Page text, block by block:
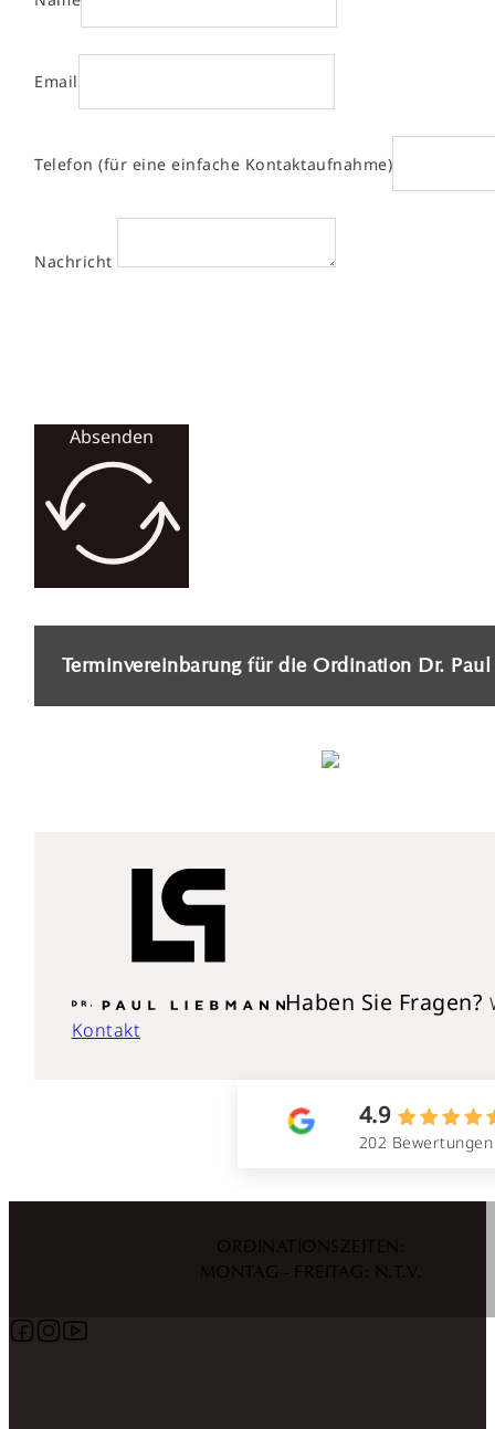
Haben Sie Fragen?
Kontakt
4.9
202 Bewertungen
Email
Telefon (für eine einfache Kontaktaufnahme)
Nachricht
Absenden
Terminvereinbarung für die Ordination Dr.
ORDINATIONSZEITEN:
MONTAG - FREITAG: N.T.V.
Follow us on Facebook
Follow us on Instagram